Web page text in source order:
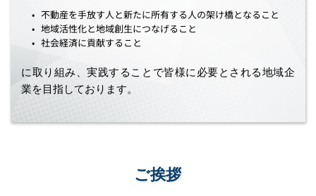
不動産を手放す人と新たに所有する人の架け橋となること
地域活性化と地域創生につなげること
社会経済に貢献すること
に取り組み、実践することで皆様に必要とされる地域企
業を目指しております。
ご挨拶